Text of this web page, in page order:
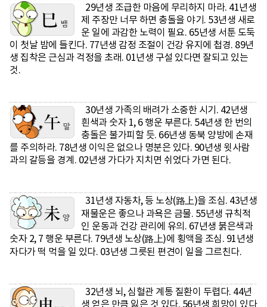
29년생 조급한 마음에 무리하지 마라. 41년생
제 주장만 너무 하면 충돌을 야기. 53년생 새로
운 일에 과감한 노력이 필요. 65년생 서툰 도둑
이 첫날 밤에 들킨다. 77년생 감정 조절이 건강 유지에 첩경. 89년
생 집착은 근심과 걱정을 초래. 01년생 구설 있다면 잘되고 있는
것.
30년생 가족의 배려가 소중한 시기. 42년생
흰색과 숫자 1, 6 행운 부른다. 54년생 한 번의
충돌은 불가피할 듯. 66년생 동북 양방에 손재
를 주의하라. 78년생 이익은 없으나 명분은 있다. 90년생 윗사람
과의 갈등을 경계. 02년생 가다가 지치면 쉬었다 가면 된다.
31년생 자동차, 등 노상(路上)을 조심. 43년생
재물운은 좋으나 과욕은 금물. 55년생 규칙적
인 운동과 건강 관리에 유의. 67년생 붉은색과
숫자 2, 7 행운 부른다. 79년생 노상(路上)에 횡액을 조심. 91년생
자다가 떡 먹을 일 있다. 03년생 그릇된 편견이 일을 그르친다.
32년생 뇌, 심혈관 계통 질환이 두렵다. 44년
생 얻은 만큼 잃은 것 있다. 56년생 희망이 있다